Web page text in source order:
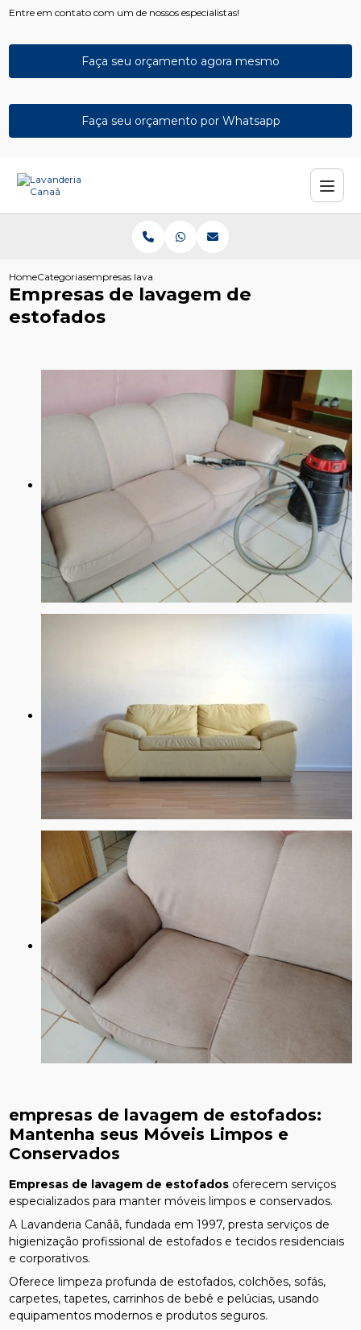
Entre em contato com um de nossos especialistas!
Faça seu orçamento agora mesmo
Faça seu orçamento por Whatsapp
HomeCategoriasempresas lavagem estofados
Empresas de lavagem de
estofados
empresas de lavagem de estofados:
Mantenha seus Móveis Limpos e
Conservados
Empresas de lavagem de estofados oferecem serviços
especializados para manter móveis limpos e conservados.
A Lavanderia Canãã, fundada em 1997, presta serviços de
higienização profissional de estofados e tecidos residenciais
e corporativos.
Oferece limpeza profunda de estofados, colchões, sofás,
carpetes, tapetes, carrinhos de bebê e pelúcias, usando
equipamentos modernos e produtos seguros.